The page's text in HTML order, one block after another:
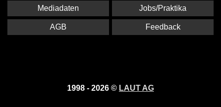
1998 - 2026 © LAUT AG
Mediadaten Jobs/Praktika
AGB Feedback